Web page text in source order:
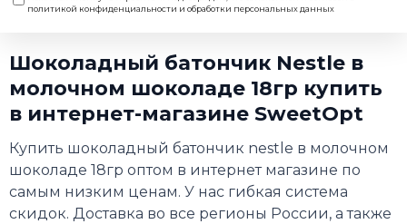
политикой конфиденциальности и обработки персональных данных
Шоколадный батончик Nestle в
молочном шоколаде 18гр купить
в интернет-магазине SweetOpt
Купить шоколадный батончик nestle в молочном
шоколаде 18гр оптом в интернет магазине по
самым низким ценам. У нас гибкая система
скидок. Доставка во все регионы России, а также